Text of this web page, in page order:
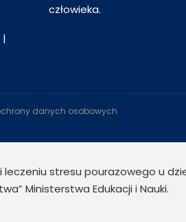
|
człowieka.
danych osobowych
stresu pourazowego u
Ministerstwa Edukacji i Nauki.